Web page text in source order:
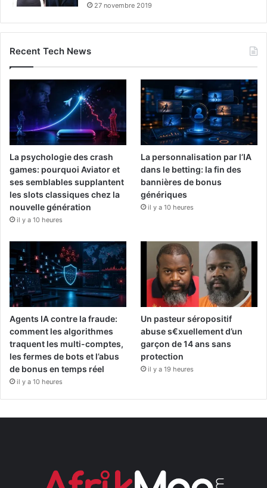
27 novembre 2019
Recent Tech News
La psychologie des crash
games: pourquoi Aviator et
ses semblables supplantent
les slots classiques chez la
nouvelle génération
il y a 10 heures
La personnalisation par l’IA
dans le betting: la fin des
bannières de bonus
génériques
il y a 10 heures
Agents IA contre la fraude:
comment les algorithmes
traquent les multi-comptes,
les fermes de bots et l’abus
de bonus en temps réel
il y a 10 heures
Un pasteur séropositif
abuse s€xuellement d’un
garçon de 14 ans sans
protection
il y a 19 heures